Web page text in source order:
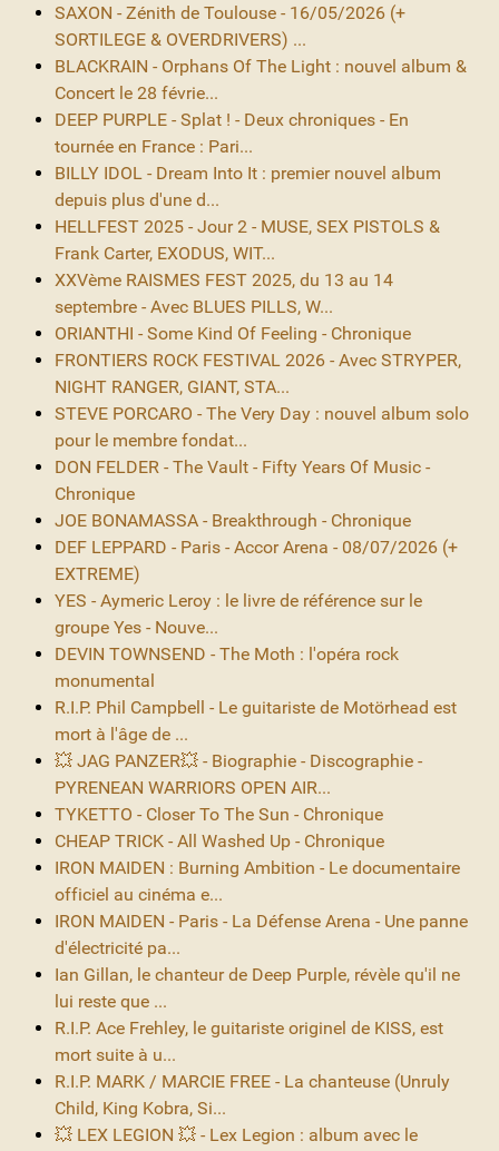
SAXON - Zénith de Toulouse - 16/05/2026 (+
SORTILEGE & OVERDRIVERS) ...
BLACKRAIN - Orphans Of The Light : nouvel album &
Concert le 28 févrie...
DEEP PURPLE - Splat ! - Deux chroniques - En
tournée en France : Pari...
BILLY IDOL - Dream Into It : premier nouvel album
depuis plus d'une d...
HELLFEST 2025 - Jour 2 - MUSE, SEX PISTOLS &
Frank Carter, EXODUS, WIT...
XXVème RAISMES FEST 2025, du 13 au 14
septembre - Avec BLUES PILLS, W...
ORIANTHI - Some Kind Of Feeling - Chronique
FRONTIERS ROCK FESTIVAL 2026 - Avec STRYPER,
NIGHT RANGER, GIANT, STA...
STEVE PORCARO - The Very Day : nouvel album solo
pour le membre fondat...
DON FELDER - The Vault - Fifty Years Of Music -
Chronique
JOE BONAMASSA - Breakthrough - Chronique
DEF LEPPARD - Paris - Accor Arena - 08/07/2026 (+
EXTREME)
YES - Aymeric Leroy : le livre de référence sur le
groupe Yes - Nouve...
DEVIN TOWNSEND - The Moth : l'opéra rock
monumental
R.I.P. Phil Campbell - Le guitariste de Motörhead est
mort à l'âge de ...
💥 JAG PANZER💥 - Biographie - Discographie -
PYRENEAN WARRIORS OPEN AIR...
TYKETTO - Closer To The Sun - Chronique
CHEAP TRICK - All Washed Up - Chronique
IRON MAIDEN : Burning Ambition - Le documentaire
officiel au cinéma e...
IRON MAIDEN - Paris - La Défense Arena - Une panne
d'électricité pa...
Ian Gillan, le chanteur de Deep Purple, révèle qu'il ne
lui reste que ...
R.I.P. Ace Frehley, le guitariste originel de KISS, est
mort suite à u...
R.I.P. MARK / MARCIE FREE - La chanteuse (Unruly
Child, King Kobra, Si...
💥 LEX LEGION 💥 - Lex Legion : album avec le